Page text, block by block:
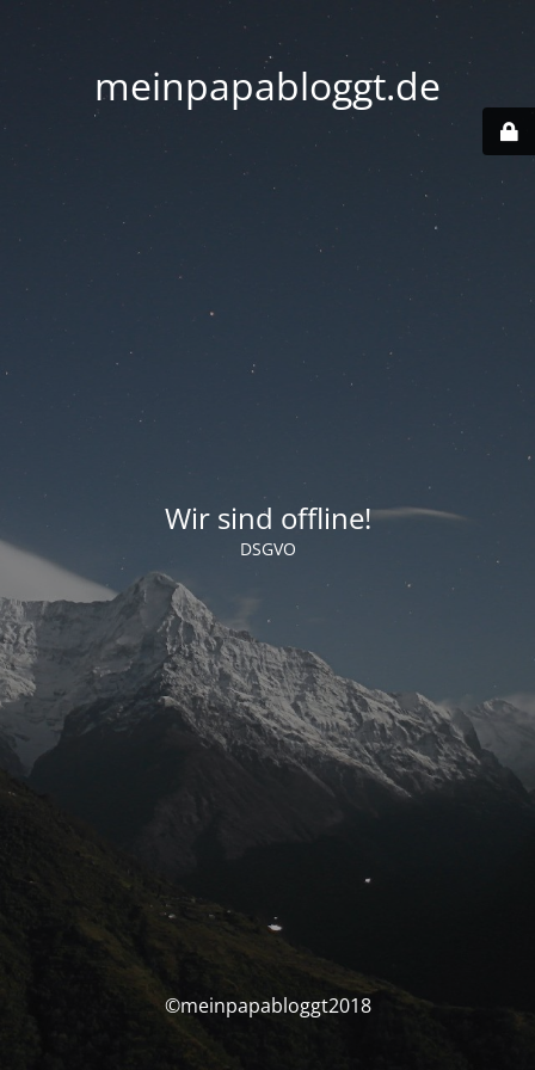
meinpapabloggt.de
Wir sind offline!
DSGVO
©meinpapabloggt2018